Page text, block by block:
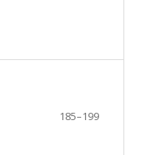
185–199